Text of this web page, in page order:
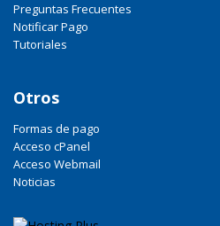
Preguntas Frecuentes
Notificar Pago
Tutoriales
Otros
Formas de pago
Acceso cPanel
Acceso Webmail
Noticias